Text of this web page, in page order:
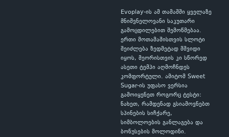
Evoplay-ის ამ თამაშში ყველაზე
მნიშვნელოვანი საკუთარი
გამოცდილებით შემოწმებაა.
ერთი მოთამაშისთვის სლოტი
შეიძლება ზედმეტად მშვიდი
იყოს, მეორისთვის კი სწორედ
ასეთი ტემპი აღმოჩნდეს
კომფორტული. ამიტომ Sweet
Sugar-ის უფასო ვერსია
გამოიყენეთ როგორც ტესტი:
ნახეთ, რამდენად გსიამოვნებთ
სპინების სიჩქარე,
სიმბოლოების განლაგება და
ბონუსების მოლოდინი.